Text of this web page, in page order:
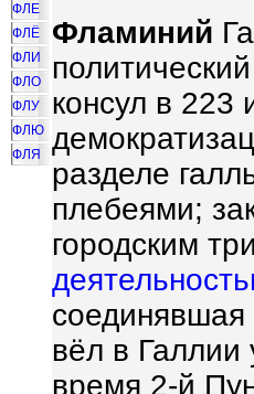
ФЛЕ
ФЛЁ
ФЛИ
ФЛО
ФЛУ
ФЛЮ
ФЛЯ
Фламиний
консул в 223
разделе
плебеями;
городским
вёл в
время 2-й